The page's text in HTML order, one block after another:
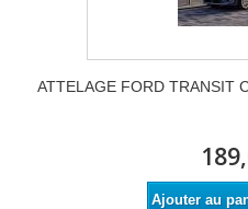
ATTELAGE FORD TRANSIT
Ajouter au